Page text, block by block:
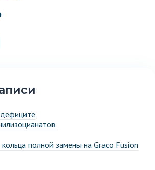
полной замены на Graco Fusion